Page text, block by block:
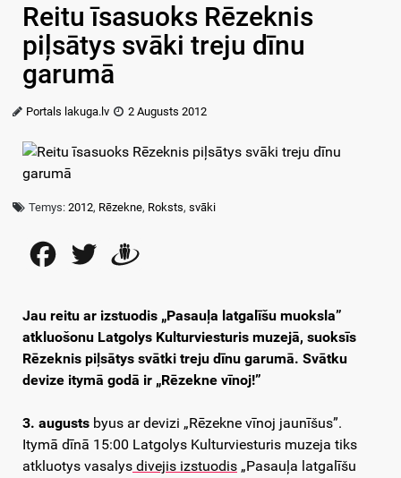
Reitu īsasuoks Rēzeknis
piļsātys svāki treju dīnu
garumā
Portals lakuga.lv 2 Augusts 2012
Temys:2012, Rēzekne, Roksts,svāki
FacebookTwitter
Jau reitu ar izstuodis „Pasauļa latgalīšu muoksla”
atkluošonu Latgolys Kulturviesturis muzejā, suoksīs
Rēzeknis piļsātys svātki treju dīnu garumā. Svātku
devize itymā godā ir „Rēzekne vīnoj!”
3. augusts byus ar devizi „Rēzekne vīnoj jaunīšus”.
Itymā dīnā 15:00 Latgolys Kulturviesturis muzeja tiks
atkluotys vasalys divejis izstuodis „Pasauļa latgalīšu